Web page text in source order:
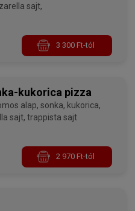
3 300 Ft-tól
kukorica pizza
sonka, kukorica,
mozzarella sajt, trappista sajt
2 970 Ft-tól